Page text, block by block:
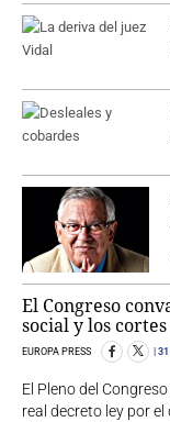
El Congreso
social y los
EUROPA PRESS 31
El Pleno del
real decreto ley por